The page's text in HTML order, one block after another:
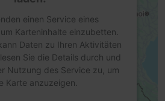
einen Service eines
Karteninhalte einzubetten.
Daten zu Ihren Aktivitäten
Sie die Details durch und
Nutzung des Service zu, um
Karte anzuzeigen.